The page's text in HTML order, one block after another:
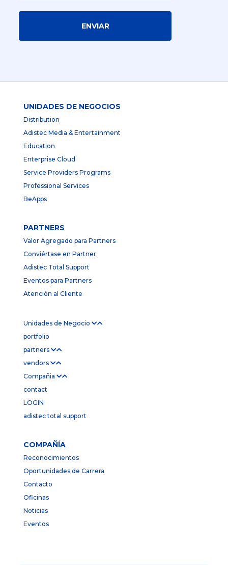
ENVIAR
UNIDADES DE NEGOCIOS
Distribution
Adistec Media & Entertainment
Education
Enterprise Cloud
Service Providers Programs
Professional Services
BeApps
PARTNERS
Valor Agregado para Partners
Conviértase en Partner
Adistec Total Support
Eventos para Partners
Atención al Cliente
Unidades de Negocio
portfolio
partners
vendors
Compañia
contact
LOGIN
adistec total support
COMPAÑÍA
Reconocimientos
Oportunidades de Carrera
Contacto
Oficinas
Noticias
Eventos